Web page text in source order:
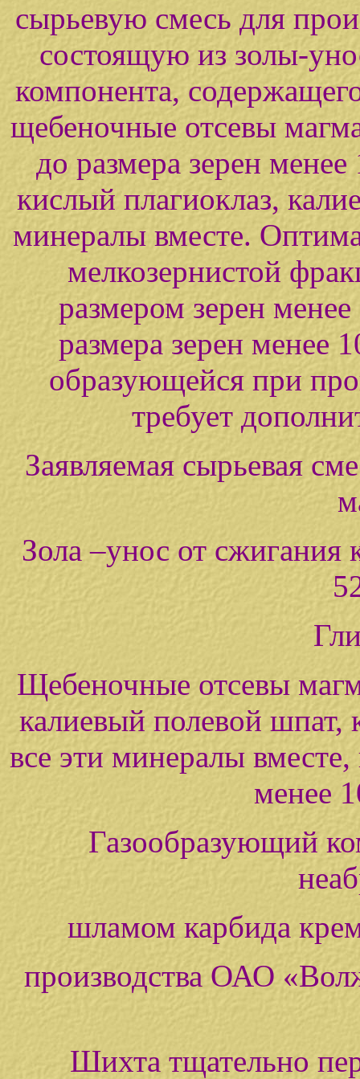
сырьевую смесь для
состоящую из золы-
компонента,
щебеночные отсевы
до размера зерен
кислый плагиоклаз,
минералы вместе.
мелкозернистой
размером зерен
размера зерен менее
образующейся при
требует
Заявляемая сырьевая
Зола –унос от
Щебеночные отсевы
калиевый полевой шпат,
все эти минералы
менее
Газообразующий
шламом карбида
производства ОАО
Шихта тщательно